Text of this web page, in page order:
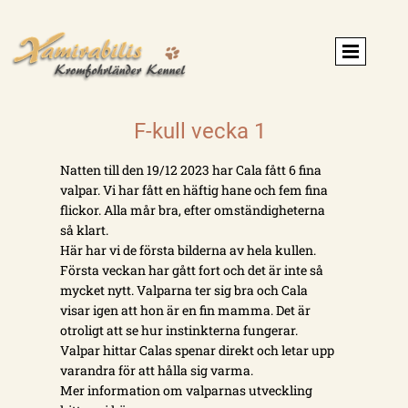
F-kull vecka 1
Natten till den 19/12 2023 har Cala fått 6 fina
valpar. Vi har fått en häftig hane och fem fina
flickor. Alla mår bra, efter omständigheterna
så klart.
Här har vi de första bilderna av hela kullen.
Första veckan har gått fort och det är inte så
mycket nytt. Valparna ter sig bra och Cala
visar igen att hon är en fin mamma. Det är
otroligt att se hur instinkterna fungerar.
Valpar hittar Calas spenar direkt och letar upp
varandra för att hålla sig varma.
Mer information om valparnas utveckling